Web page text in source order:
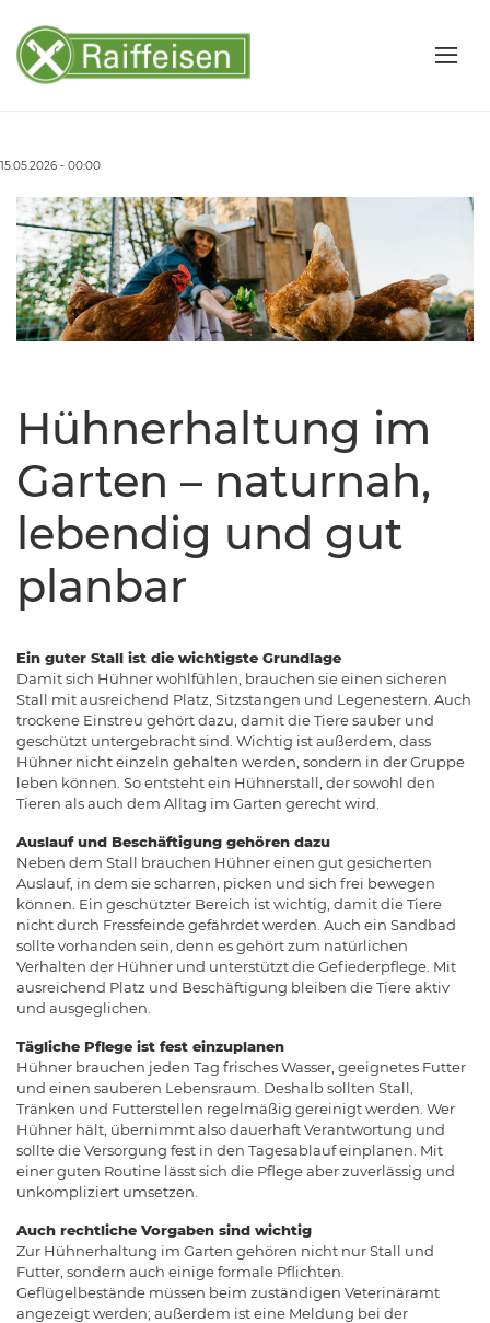
15.05.2026 - 00:00
Hühnerhaltung im
Garten – naturnah,
lebendig und gut
planbar
Ein guter Stall ist die wichtigste Grundlage
Damit sich Hühner wohlfühlen, brauchen sie einen sicheren
Stall mit ausreichend Platz, Sitzstangen und Legenestern. Auch
trockene Einstreu gehört dazu, damit die Tiere sauber und
geschützt untergebracht sind. Wichtig ist außerdem, dass
Hühner nicht einzeln gehalten werden, sondern in der Gruppe
leben können. So entsteht ein Hühnerstall, der sowohl den
Tieren als auch dem Alltag im Garten gerecht wird.
Auslauf und Beschäftigung gehören dazu
Neben dem Stall brauchen Hühner einen gut gesicherten
Auslauf, in dem sie scharren, picken und sich frei bewegen
können. Ein geschützter Bereich ist wichtig, damit die Tiere
nicht durch Fressfeinde gefährdet werden. Auch ein Sandbad
sollte vorhanden sein, denn es gehört zum natürlichen
Verhalten der Hühner und unterstützt die Gefiederpflege. Mit
ausreichend Platz und Beschäftigung bleiben die Tiere aktiv
und ausgeglichen.
Tägliche Pflege ist fest einzuplanen
Hühner brauchen jeden Tag frisches Wasser, geeignetes Futter
und einen sauberen Lebensraum. Deshalb sollten Stall,
Tränken und Futterstellen regelmäßig gereinigt werden. Wer
Hühner hält, übernimmt also dauerhaft Verantwortung und
sollte die Versorgung fest in den Tagesablauf einplanen. Mit
einer guten Routine lässt sich die Pflege aber zuverlässig und
unkompliziert umsetzen.
Auch rechtliche Vorgaben sind wichtig
Zur Hühnerhaltung im Garten gehören nicht nur Stall und
Futter, sondern auch einige formale Pflichten.
Geflügelbestände müssen beim zuständigen Veterinäramt
angezeigt werden; außerdem ist eine Meldung bei der